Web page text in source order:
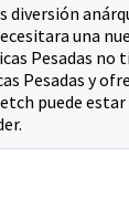
diversión
una
Pesadas no
Pesadas y
puede estar